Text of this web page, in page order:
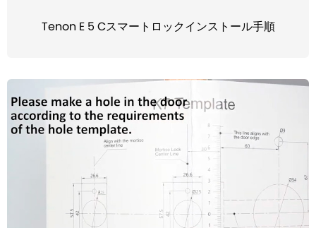
Tenon E 5 Cスマートロックインストール手順